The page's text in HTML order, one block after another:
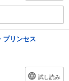
プリンセス
試し読み